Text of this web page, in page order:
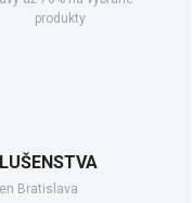
produkty
Bratislava